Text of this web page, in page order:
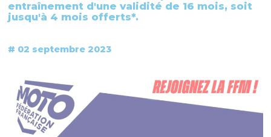
entraînement d'une validité de 16 mois, soit
jusqu'à 4 mois offerts*.
# 02 septembre 2023